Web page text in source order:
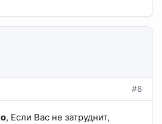
#8
, Если Вас не затруднит,